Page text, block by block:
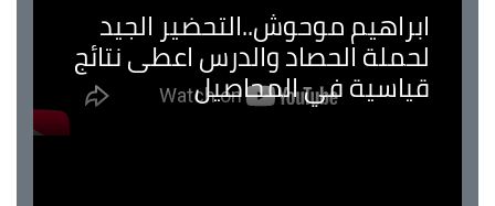
ابراهيم موحوش..التحضير الجيد
لحملة الحصاد والدرس اعطى نتائج
قياسية في المحاصيل